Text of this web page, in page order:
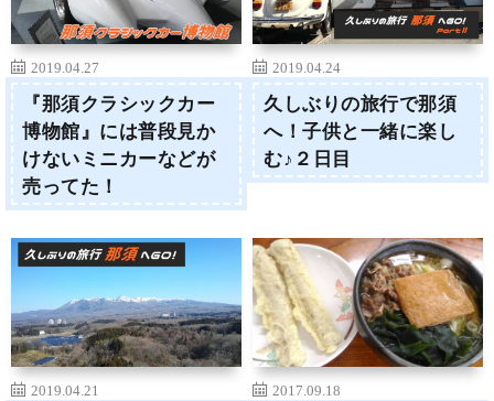
2019.04.27
『那須クラシックカー
博物館』には普段見か
けないミニカーなどが
売ってた！
2019.04.24
久しぶりの旅行で那須
へ！子供と一緒に楽し
む♪２日目
2019.04.21 2017.09.18